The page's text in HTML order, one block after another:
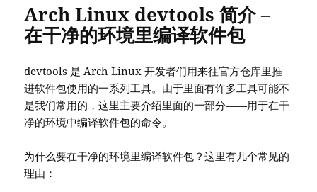
Arch Linux devtools 简介 –
在干净的环境里编译软件包
devtools 是 Arch Linux 开发者们用来往官方仓库里推
进软件包使用的一系列工具。由于里面有许多工具可能不
是我们常用的，这里主要介绍里面的一部分——用于在干
净的环境中编译软件包的命令。
为什么要在干净的环境里编译软件包？这里有几个常见的
理由：